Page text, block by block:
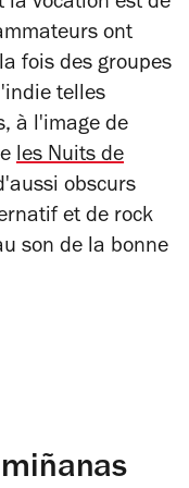
ont
fois des groupes
telles
à l'image de
les Nuits de
obscurs
et de rock
son de la bonne